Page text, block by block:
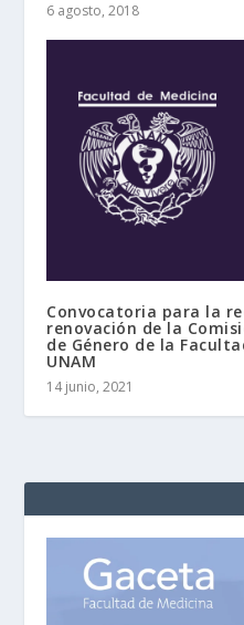
6 agosto, 2018
Convocatoria para la
renovación de la
de Género de la
UNAM
14 junio, 2021